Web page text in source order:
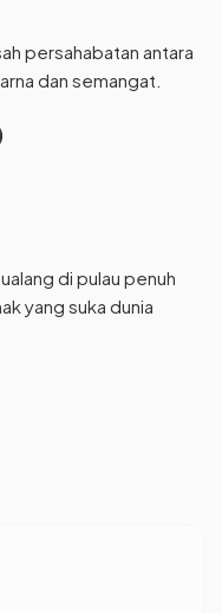
persahabatan antara
dan semangat.
di pulau penuh
yang suka dunia